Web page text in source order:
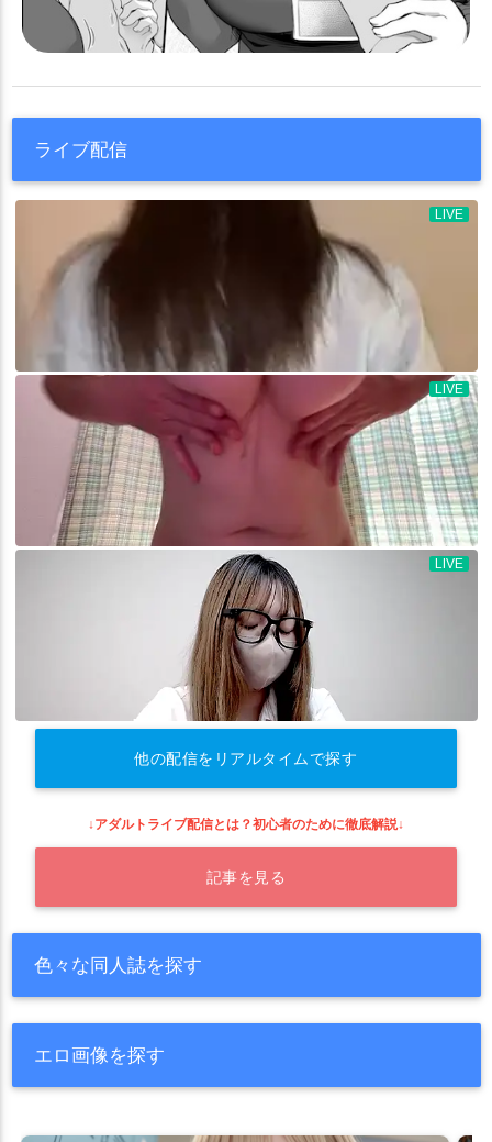
ライブ配信
他の配信をリアルタイムで探す
↓アダルトライブ配信とは？初心者のために徹底解説↓
記事を見る
色々な同人誌を探す
エロ画像を探す